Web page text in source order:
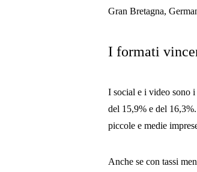
Gran Bretagna,
I formati
I social e i video sono
del 15,9% e del
piccole e medie
Anche se con tassi